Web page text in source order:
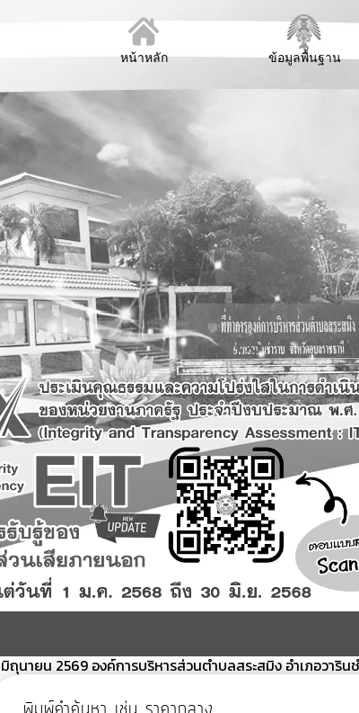
หน้าหลัก ข้อมูลพื้นฐาน
นายน 2569 องค์การบริหารส่วนตำบลสระสมิง อำเภอวาริน
ายุ (โรงเรียนผู้สูงอายุ) อบต.สระสมิง อำเภอวารินชำราบ จั